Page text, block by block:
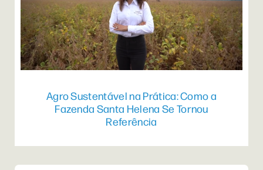
Agro Sustentável na Prática: Como a
Fazenda Santa Helena Se Tornou
Referência